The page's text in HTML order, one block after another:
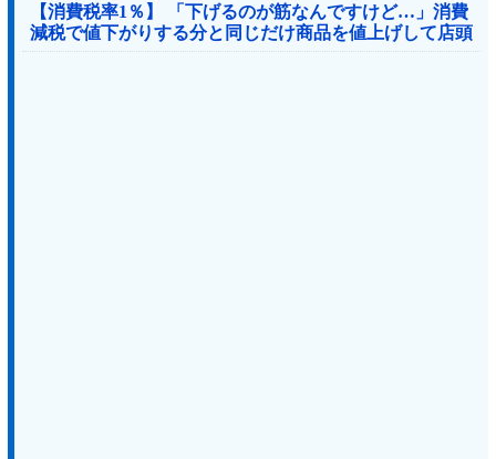
【消費税率1％】 「下げるのが筋なんですけど…」消費
減税で値下がりする分と同じだけ商品を値上げして店頭
価格を変えない店も